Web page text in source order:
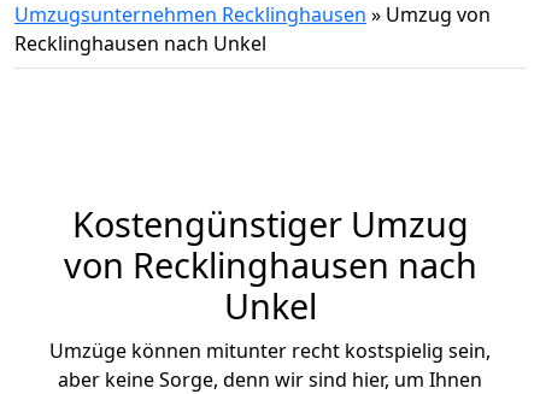
Umzugsunternehmen Recklinghausen » Umzug von
Recklinghausen nach Unkel
Kostengünstiger Umzug
von Recklinghausen nach
Unkel
Umzüge können mitunter recht kostspielig sein,
aber keine Sorge, denn wir sind hier, um Ihnen